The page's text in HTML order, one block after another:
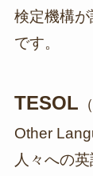
検定機構
です。
TESOL
Other
人々への